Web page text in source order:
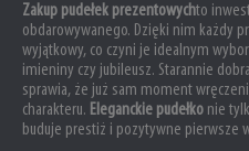
Zakup pudełek prezentowychto
obdarowywanego. Dzięki nim każdy
wyjątkowy, co czyni je idealnym
imieniny czy jubileusz. Starannie
sprawia, że już sam moment
charakteru. Eleganckie pudełko nie
buduje prestiż i pozytywne pierwsze